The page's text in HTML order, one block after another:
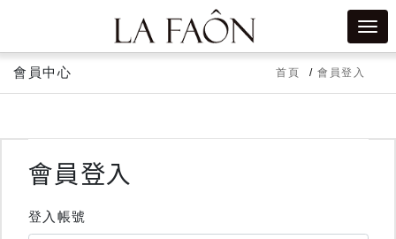
會員中心 首頁 會員登入
會員登入
登入帳號